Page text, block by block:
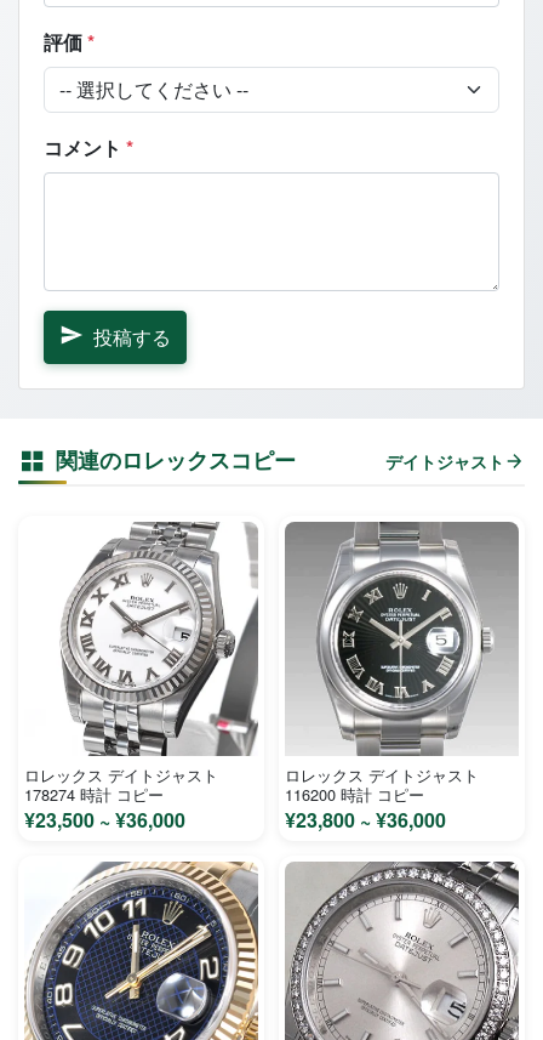
評価*
コメント *
投稿する
関連のロレックスコピー デイトジャスト
ロレックス デイトジャスト
178274 時計 コピー
¥23,500 ~ ¥36,000
ロレックス デイトジャスト
116200 時計 コピー
¥23,800 ~ ¥36,000